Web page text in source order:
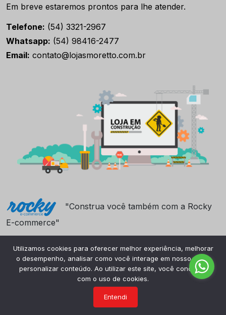
Em breve estaremos prontos para lhe atender.
Telefone: (54) 3321-2967
Whatsapp: (54) 98416-2477
Email: contato@lojasmoretto.com.br
"Construa você também com a Rocky
E-commerce"
Utilizamos cookies para oferecer melhor experiência, melhorar
o desempenho, analisar como você interage em nosso site e
personalizar conteúdo. Ao utilizar este site, você concorda
com o uso de cookies.
Entendi